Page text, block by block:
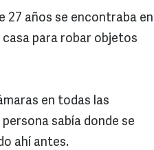
27 años se encontraba en
para robar objetos
en todas las
sabía donde se
ahí antes.